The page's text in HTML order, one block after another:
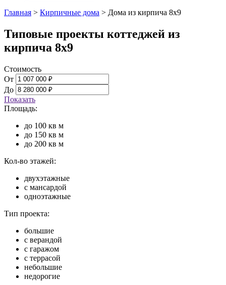
Главная > Кирпичные дома > Дома из кирпича 8x9
Типовые проекты коттеджей из
кирпича 8х9
Стоимость
От
До
Показать
Площадь:
до 100 кв м
до 150 кв м
до 200 кв м
Кол-во этажей:
двухэтажные
с мансардой
одноэтажные
Тип проекта:
большие
с верандой
с гаражом
с террасой
небольшие
недорогие